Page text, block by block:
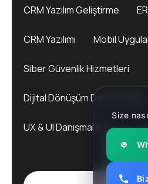
CRM Yazılım Geliştirme
CRM Yazılımı Mobil
Siber Güvenlik Hizmetleri
Dijital Dönüşüm Danışmanlığı
UX & UI Danışmanlığı
Size